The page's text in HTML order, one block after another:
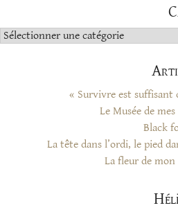
Catégories
« Survivre est suffisant
Le Musée de
Black
La tête dans l’ordi, le pied
La fleur de